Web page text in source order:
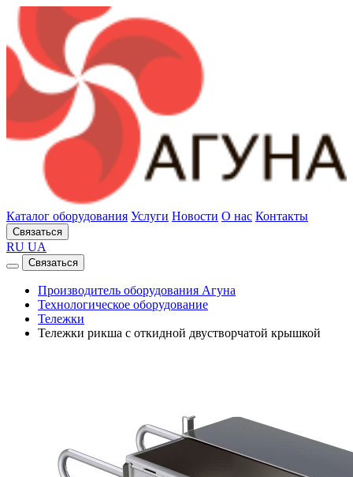
Каталог оборудования Услуги Новости О нас Контакты
Связаться
RU UA
Связаться
Производитель оборудования Агуна
Технологическое оборудование
Тележки
Тележки рикша с откидной двустворчатой крышкой